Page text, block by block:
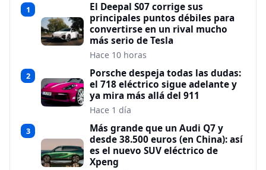
1
El Deepal S07 corrige sus
principales puntos débiles para
convertirse en un rival mucho
más serio de Tesla
Hace 10 horas
2
Porsche despeja todas las dudas:
el 718 eléctrico sigue adelante y
ya mira más allá del 911
Hace 1 día
3
Más grande que un Audi Q7 y
desde 38.500 euros (en China): así
es el nuevo SUV eléctrico de
Xpeng